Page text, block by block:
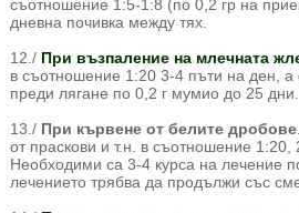
съотношение 1:5-1:8 (по 0,2 гр на
дневна почивка между тях.
12./ При възпаление на млечната
в съотношение 1:20 3-4 пъти на ден, а
преди лягане по 0,2 г мумио до 25 дни.
13./ При кървене от белите дробове
от праскови и т.н. в съотношение
Необходими са 3-4 курса на лечение
лечението трябва да продължи със